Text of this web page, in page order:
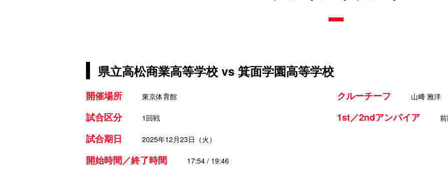
県立高松商業高等学校 vs 箕面学園高等学校
開催場所 東京体育館
試合区分 1回戦
試合期日 2025年12月23日（火）
開始時間／終了時間 17:54 / 19:46
クルーチーフ 山﨑 雅洋
1st／2ndアンパイア